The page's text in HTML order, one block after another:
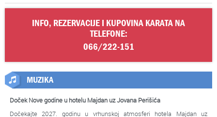
INFO, REZERVACIJE I KUPOVINA KARATA NA
TELEFONE:
066/222-151
MUZIKA
Doček Nove godine u hotelu Majdan uz Jovana Perišića
Dočekajte 2027. godinu u vrhunskoj atmosferi hotela Majdan uz